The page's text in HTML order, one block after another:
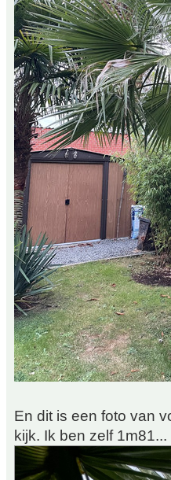
En dit is een foto van
kijk. Ik ben zelf 1m81...